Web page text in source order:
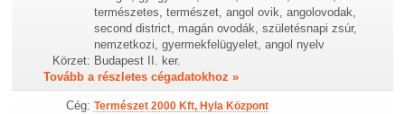
természetes, természet, angol ovik, angolovodak,
second district, magán ovodák, születésnapi zsúr,
nemzetkozi, gyermekfelügyelet, angol nyelv
Körzet: Budapest II. ker.
Tovább a részletes cégadatokhoz »
Cég: Természet 2000 Kft, Hyla Központ